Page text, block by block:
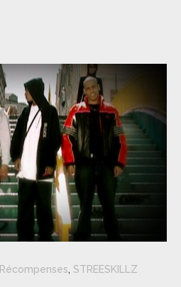
Récompenses, STREESKILLZ